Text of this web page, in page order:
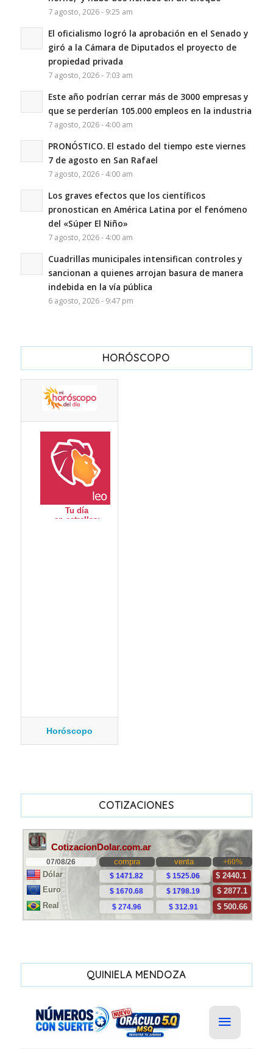
7 agosto, 2026 - 9:25 am
El oficialismo logró la aprobación en el Senado y
giró a la Cámara de Diputados el proyecto de
propiedad privada
7 agosto, 2026 - 7:03 am
Este año podrían cerrar más de 3000 empresas y
que se perderían 105.000 empleos en la industria
7 agosto, 2026 - 4:00 am
PRONÓSTICO. El estado del tiempo este viernes
7 de agosto en San Rafael
7 agosto, 2026 - 4:00 am
Los graves efectos que los científicos
pronostican en América Latina por el fenómeno
del «Súper El Niño»
7 agosto, 2026 - 4:00 am
Cuadrillas municipales intensifican controles y
sancionan a quienes arrojan basura de manera
indebida en la vía pública
6 agosto, 2026 - 9:47 pm
HORÓSCOPO
Horóscopo
COTIZACIONES
QUINIELA MENDOZA